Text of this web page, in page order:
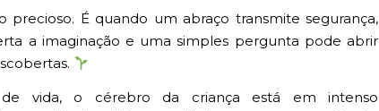
É quando um abraço transmite segurança,
a imaginação e uma simples pergunta pode abrir
vida, o cérebro da criança está em intenso